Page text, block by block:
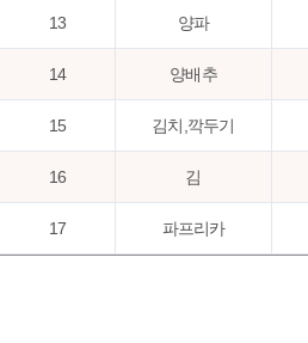
13 양파
14 양배추
15 김치,깍두기
16 김
17 파프리카